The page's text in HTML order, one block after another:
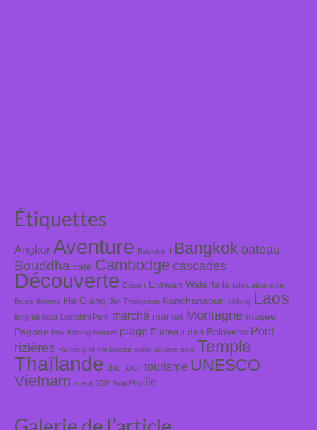
Étiquettes
Angkor Aventure Baiyoke II Bangkok bateau
Bouddha café Cambodge cascades
Découverte Départ Erawan Waterfalls fabrication soie
fleurs flowers Ha Giang Jim Thompson Kanchanaburi khlong Laos
long-tail boat Lumphini Park marché market Montagne musée
Pagode Pak Khlong Market plage Plateau des Bolovens Pont
rizières Running of the Brides siam Square soie Temple
Thaïlande thé tour tourisme UNESCO
Vietnam vue à 360° Wat Pho île